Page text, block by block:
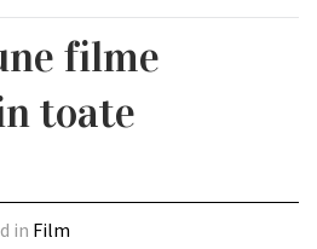
filme
toate
in Film